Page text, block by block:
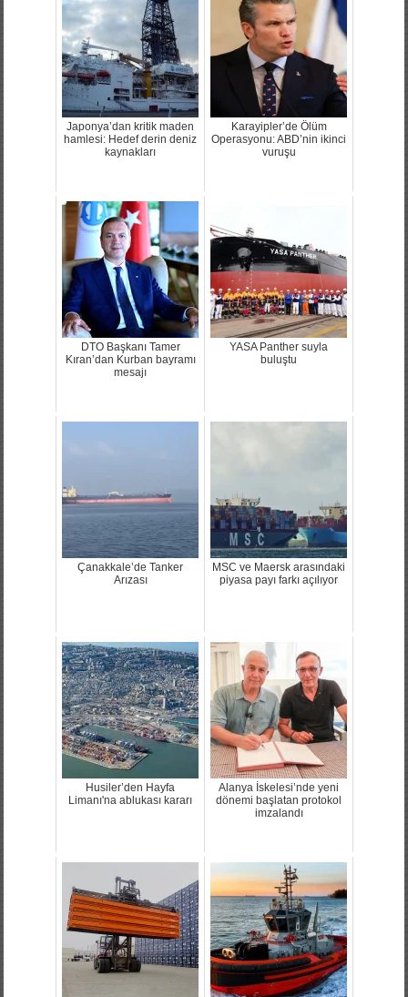
Japonya’dan kritik maden
hamlesi: Hedef derin deniz
kaynakları
Karayipler’de Ölüm
Operasyonu: ABD’nin ikinci
vuruşu
DTO Başkanı Tamer
Kıran’dan Kurban bayramı
mesajı
YASA Panther suyla
buluştu
Çanakkale’de Tanker
Arızası
MSC ve Maersk arasındaki
piyasa payı farkı açılıyor
Husiler’den Hayfa
Limanı'na ablukası kararı
Alanya İskelesi’nde yeni
dönemi başlatan protokol
imzalandı